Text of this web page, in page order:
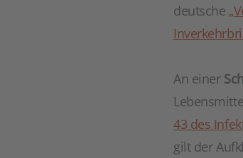
deutsche
An einer
43 des
gilt der